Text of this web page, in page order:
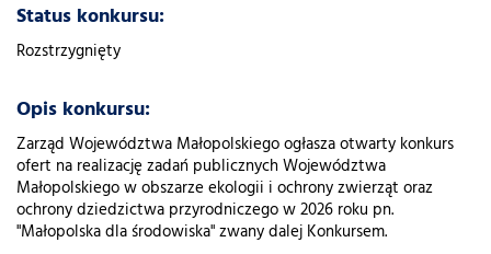
Status konkursu:
Rozstrzygnięty
Opis konkursu:
Zarząd Województwa Małopolskiego ogłasza otwarty konkurs
ofert na realizację zadań publicznych Województwa
Małopolskiego w obszarze ekologii i ochrony zwierząt oraz
ochrony dziedzictwa przyrodniczego w 2026 roku pn.
"Małopolska dla środowiska" zwany dalej Konkursem.